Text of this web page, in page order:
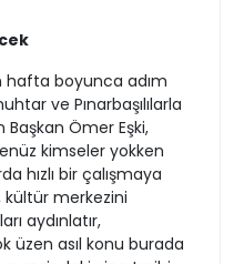
hafta boyunca adım
ve Pınarbaşılılarla
Ömer Eşki,
kimseler yokken
hızlı bir çalışmaya
kültür merkezini
aydınlatır,
üzen asıl konu burada